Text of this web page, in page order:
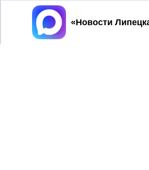
Принять